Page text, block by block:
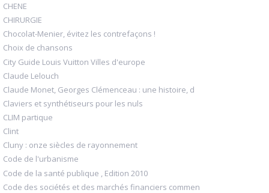
CHENE
CHIRURGIE
Chocolat-Menier, évitez les contrefaçons !
Choix de chansons
City Guide Louis Vuitton Villes d'europe
Claude Lelouch
Claude Monet, Georges Clémenceau : une histoire, d
Claviers et synthétiseurs pour les nuls
CLIM partique
Clint
Cluny : onze siècles de rayonnement
Code de l'urbanisme
Code de la santé publique , Edition 2010
Code des sociétés et des marchés financiers commen